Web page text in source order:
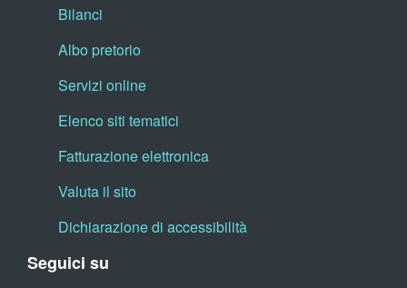
Bilanci
Albo pretorio
Servizi online
Elenco siti tematici
Fatturazione elettronica
Valuta il sito
Dichiarazione di accessibilità
Seguici su